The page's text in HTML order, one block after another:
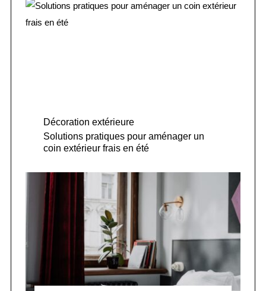
Décoration extérieure
Solutions pratiques pour aménager un
coin extérieur frais en été